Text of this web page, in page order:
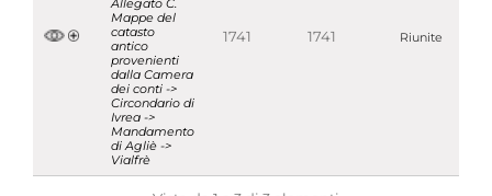
Allegato C.
Mappe del
catasto
antico
provenienti
dalla Camera
dei conti ->
Circondario di
Ivrea ->
Mandamento
di Agliè ->
Vialfrè
1741 1741 Riunite